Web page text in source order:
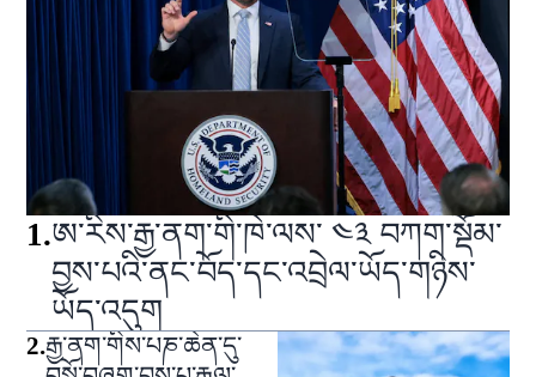
1.ཨ་རིས་རྒྱ་ནག་གི་ཁེ་ལས་ ༤༣ བཀག་སྡོམ་
བྱས་པའི་ནང་བོད་དང་འབྲེལ་ཡོད་གཉིས་
ཡོད་འདུག
2.རྒྱ་ནག་གིས་པཎ་ཆེན་དུ་